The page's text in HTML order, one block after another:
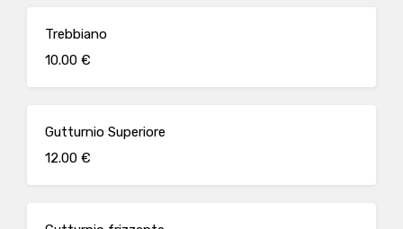
Trebbiano
10.00 €
Gutturnio Superiore
12.00 €